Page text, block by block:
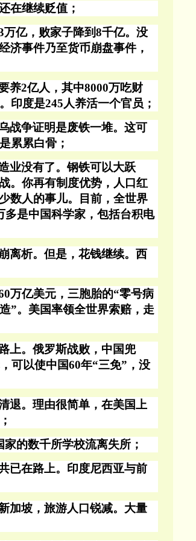
在继续贬值；
万亿，败家子降到8千亿。没
济事件乃至货币崩盘事件，
养2亿人，其中8000万吃财
印度是245人养活一个官员；
战争证明是废铁一堆。这可
累累白骨；
业没有了。钢铁可以大跃
。你再有制度优势，人口红
数人的事儿。目前，全世界
多是中国科学家，包括台积电
离析。但是，花钱继续。西
万亿美元，三胞胎的“零号病
”。美国率领全世界索赔，走
上。俄罗斯战败，中国兜
可以使中国60年“三免”，没
退。理由很简单，在美国上
家的数千所学校流离失所；
已在路上。印度尼西亚与前
加坡，旅游人口锐减。大量